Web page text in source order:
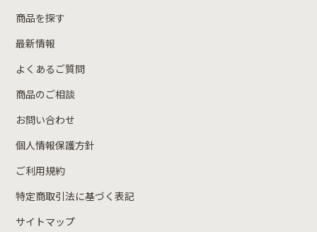
商品を探す
最新情報
よくあるご質問
商品のご相談
お問い合わせ
個人情報保護方針
ご利用規約
特定商取引法に基づく表記
サイトマップ